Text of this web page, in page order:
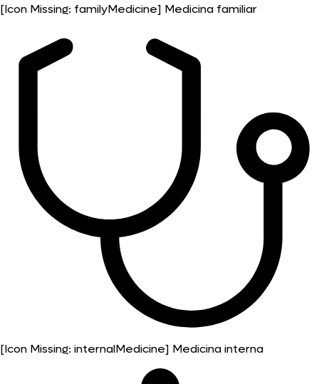
[Icon Missing: familyMedicine] Medicina familiar
[Icon Missing: internalMedicine] Medicina interna